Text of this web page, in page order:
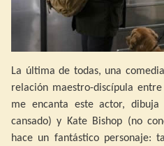
La última de todas, una
relación maestro-discípula
me encanta este actor,
cansado) y Kate Bishop (no
hace un fantástico personaje: